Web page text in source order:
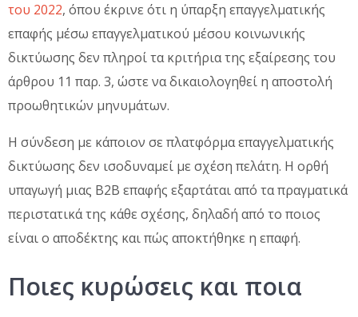
του 2022, όπου έκρινε ότι η ύπαρξη επαγγελματικής
επαφής μέσω επαγγελματικού μέσου κοινωνικής
δικτύωσης δεν πληροί τα κριτήρια της εξαίρεσης του
άρθρου 11 παρ. 3, ώστε να δικαιολογηθεί η αποστολή
προωθητικών μηνυμάτων.
Η σύνδεση με κάποιον σε πλατφόρμα επαγγελματικής
δικτύωσης δεν ισοδυναμεί με σχέση πελάτη. Η ορθή
υπαγωγή μιας B2B επαφής εξαρτάται από τα πραγματικά
περιστατικά της κάθε σχέσης, δηλαδή από το ποιος
είναι ο αποδέκτης και πώς αποκτήθηκε η επαφή.
Ποιες κυρώσεις και ποια